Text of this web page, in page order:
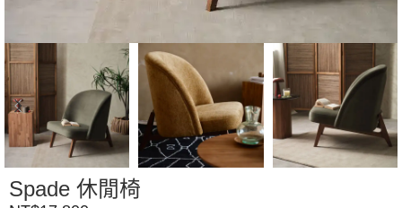
Spade 休閒椅